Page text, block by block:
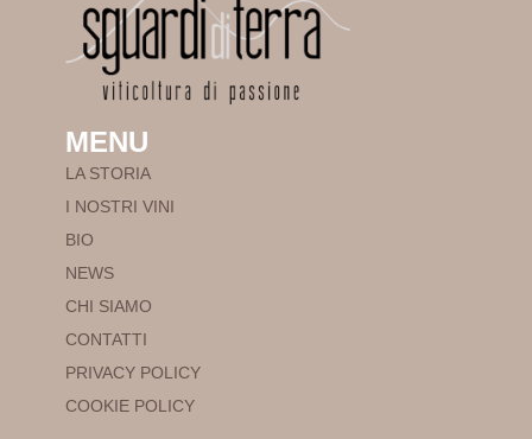
MENU
LA STORIA
I NOSTRI VINI
BIO
NEWS
CHI SIAMO
CONTATTI
PRIVACY POLICY
COOKIE POLICY